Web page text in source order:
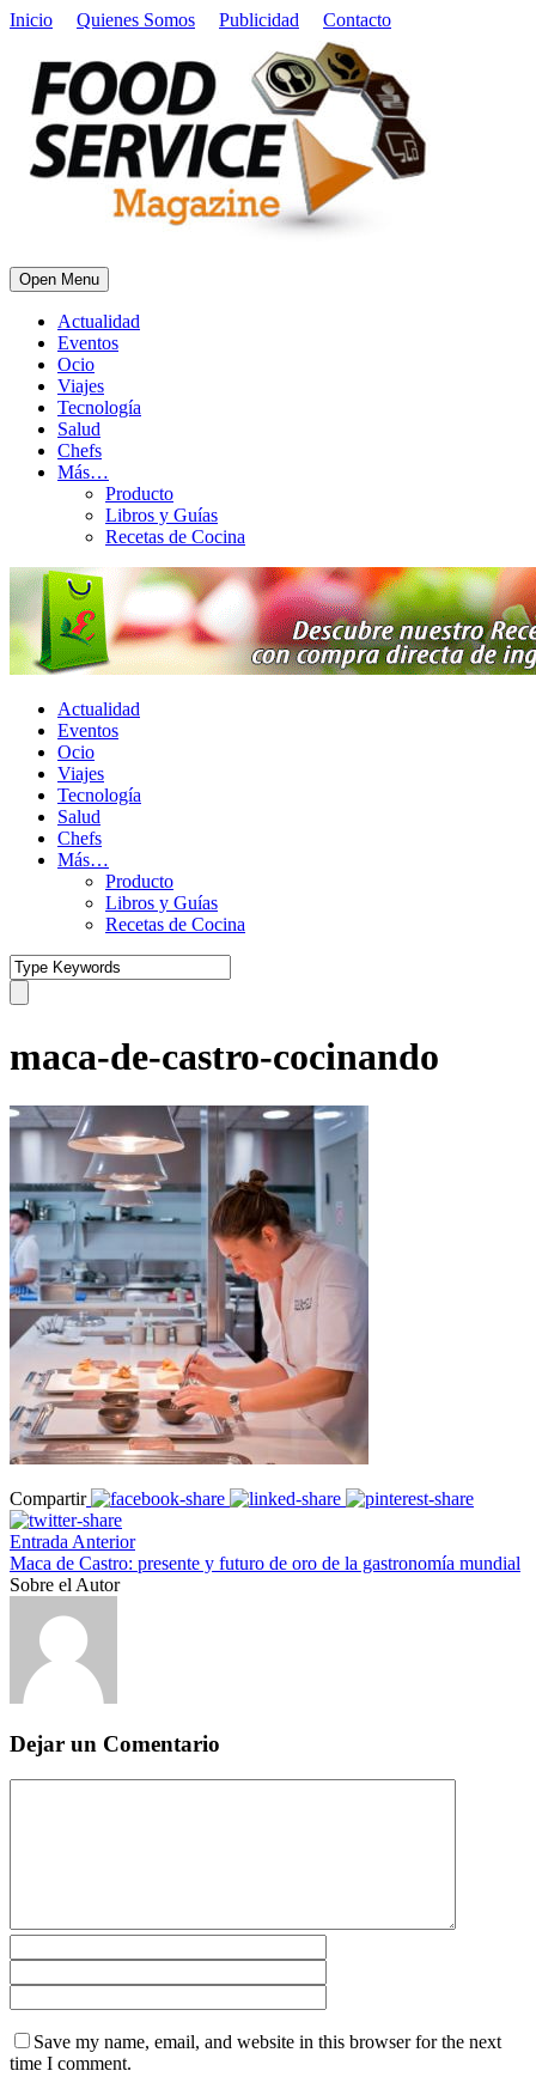
Inicio Quienes Somos Publicidad Contacto
Open Menu
Actualidad
Eventos
Ocio
Viajes
Tecnología
Salud
Chefs
Más…
Producto
Libros y Guías
Recetas de Cocina
Actualidad
Eventos
Ocio
Viajes
Tecnología
Salud
Chefs
Más…
Producto
Libros y Guías
Recetas de Cocina
maca-de-castro-cocinando
Compartir
Entrada Anterior
Maca de Castro: presente y futuro de oro de la gastronomía mundial
Sobre el Autor
Dejar un Comentario
Save my name, email, and website in this browser for the next
time I comment.